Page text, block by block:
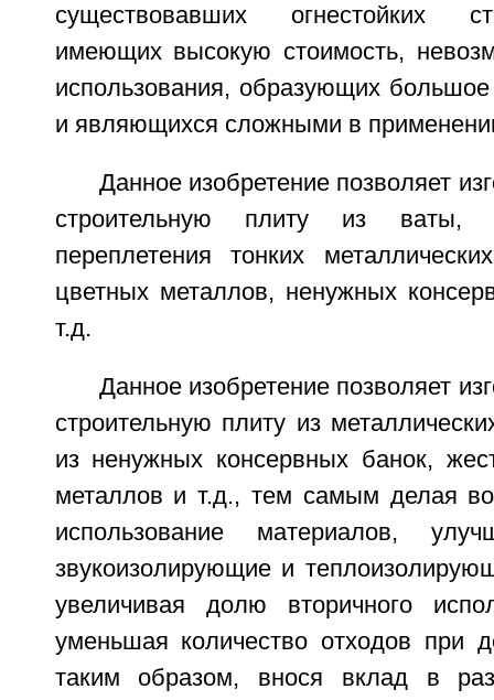
существовавших огнестойких
имеющих высокую стоимость,
использования, образующих большое
и являющихся сложными в
Данное изобретение позволяет
строительную плиту из ваты,
переплетения тонких
цветных металлов, ненужных
т.д.
Данное изобретение позволяет
строительную плиту из
из ненужных консервных банок,
металлов и т.д., тем самым делая
использование материалов,
звукоизолирующие и
увеличивая долю вторичного
уменьшая количество отходов при
таким образом, внося вклад в